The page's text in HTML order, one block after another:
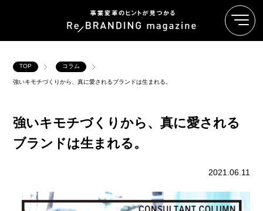
TOP コラム
強いキモチづくりから、真に愛されるブランドは生まれる。
強いキモチづくりから、真に愛される
ブランドは生まれる。
2021.06.11